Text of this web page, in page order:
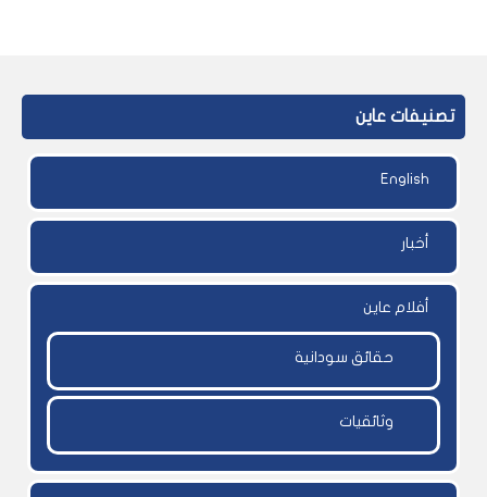
تصنيفات عاين
English
أخبار
أفلام عاين
حقائق سودانية
وثائقيات